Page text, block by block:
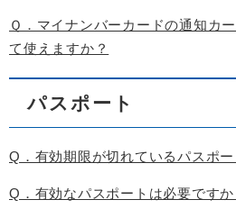
Ｑ．マイナンバーカードの通知カ
て使えますか？
パスポート
Q．有効期限が切れているパスポ
Q．有効なパスポートは必要ですか